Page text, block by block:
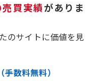
買実績がありま
のサイトに価値を見
数料無料）